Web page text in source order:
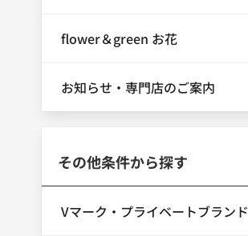
flower＆green お花
お知らせ・専門店のご案内
その他条件から探す
Vマーク・プライベートブランド